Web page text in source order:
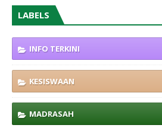
LABELS
INFO TERKINI
KESISWAAN
MADRASAH